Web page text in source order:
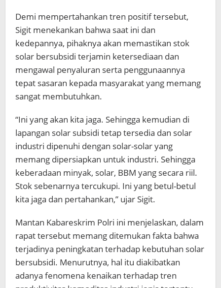
Demi mempertahankan tren positif tersebut,
Sigit menekankan bahwa saat ini dan
kedepannya, pihaknya akan memastikan stok
solar bersubsidi terjamin ketersediaan dan
mengawal penyaluran serta penggunaannya
tepat sasaran kepada masyarakat yang memang
sangat membutuhkan.
“Ini yang akan kita jaga. Sehingga kemudian di
lapangan solar subsidi tetap tersedia dan solar
industri dipenuhi dengan solar-solar yang
memang dipersiapkan untuk industri. Sehingga
keberadaan minyak, solar, BBM yang secara riil.
Stok sebenarnya tercukupi. Ini yang betul-betul
kita jaga dan pertahankan,” ujar Sigit.
Mantan Kabareskrim Polri ini menjelaskan, dalam
rapat tersebut memang ditemukan fakta bahwa
terjadinya peningkatan terhadap kebutuhan solar
bersubsidi. Menurutnya, hal itu diakibatkan
adanya fenomena kenaikan terhadap tren